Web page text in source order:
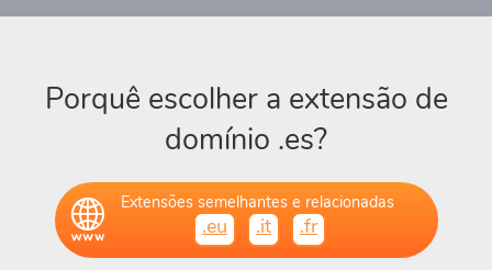
Porquê escolher a extensão de
domínio .es?
Extensões semelhantes e relacionadas
.eu .it .fr